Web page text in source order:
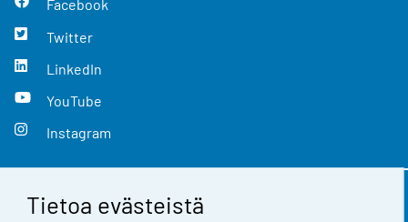
Tietoa evästeistä
Facebook
Twitter
LinkedIn
YouTube
Instagram
Yhteystiedot